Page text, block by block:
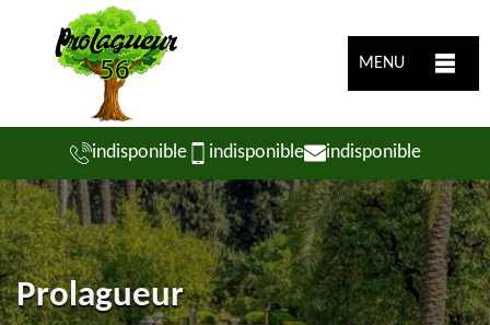
MENU
indisponible indisponible indisponible
Prolagueur